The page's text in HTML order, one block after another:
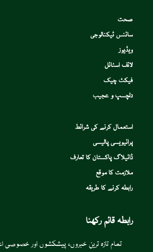
صحت
سائنس ٹیکنالوجی
ویڈیوز
لائف اسٹائل
فیکٹ چیک
دلچسپ و عجیب
استعمال کرنے کی شرائط
پرائیویسی پالیسی
ڈائیلاگ پاکستان کا تعارف
ملازمت کا موقع
رابطہ کرنے کا طریقہ
رابطہ قائم رکھنا
تمام تازہ ترین خبروں، پیشکشوں اور